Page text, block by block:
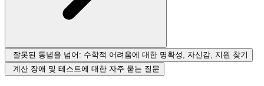
잘못된 통념을 넘어: 수학적 어려움에 대한 명확성, 자신감, 지원 찾기
계산 장애 및 테스트에 대한 자주 묻는 질문